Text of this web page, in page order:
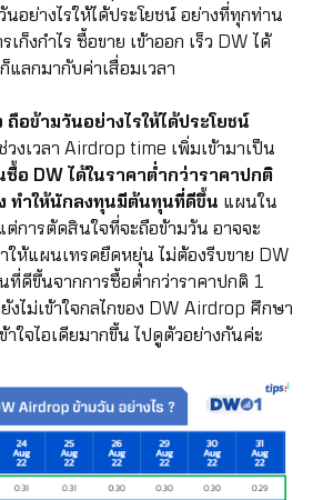
อย่างไรให้ได้ประโยชน์ อย่างที่ทุกท่าน
ก็งกำไร ซื้อขาย เข้าออก เร็ว DW ได้
ลกมากับค่าเสื่อมเวลา
อข้ามวันอย่างไรให้ได้ประโยชน์
งเวลา Airdrop time เพิ่มเข้ามาเป็น
อ DW ได้ในราคาต่ำกว่าราคาปกติ
ทำให้นักลงทุนมีต้นทุนที่ดีขึ้น แผนใน
ต่การตัดสินใจที่จะถือข้ามวัน อาจจะ
ห้แผนเทรดยืดหยุ่น ไม่ต้องรีบขาย DW
ดีขึ้นจากการซื้อต่ำกว่าราคาปกติ 1
ไม่เข้าใจกลไกของ DW Airdrop ศึกษา
าใจไอเดียมากขึ้น ไปดูตัวอย่างกันค่ะ